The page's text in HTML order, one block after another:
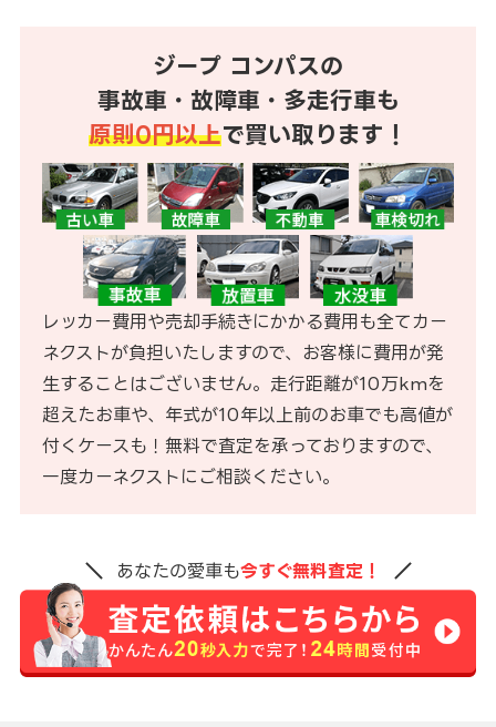
ジープ コンパスの
事故車・故障車・多走行車も
原則0円以上で買い取ります！
レッカー費用や売却手続きにかかる費用も全てカー
ネクストが負担いたしますので、お客様に費用が発
生することはございません。走行距離が10万kmを
超えたお車や、年式が10年以上前のお車でも高値が
付くケースも！無料で査定を承っておりますので、
一度カーネクストにご相談ください。
あなたの愛車も今すぐ無料査定！